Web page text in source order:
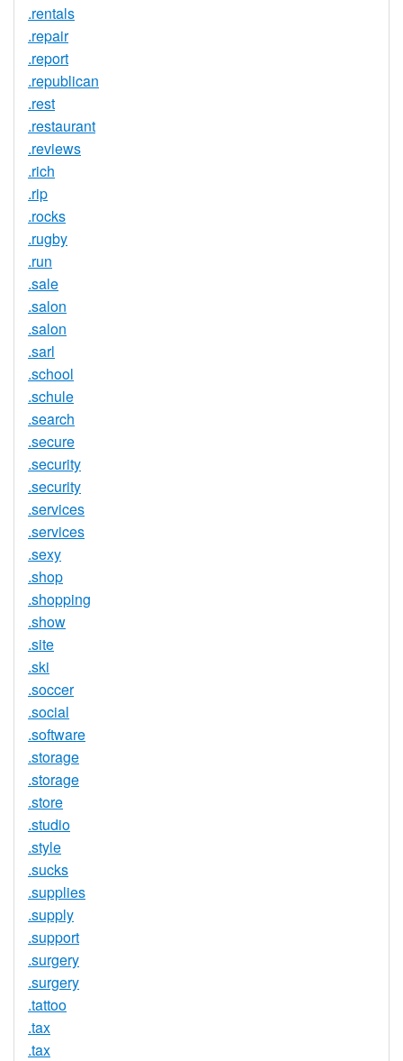
.rentals
.repair
.report
.republican
.rest
.restaurant
.reviews
.rich
.rip
.rocks
.rugby
.run
.sale
.salon
.salon
.sarl
.school
.schule
.search
.secure
.security
.security
.services
.services
.sexy
.shop
.shopping
.show
.site
.ski
.soccer
.social
.software
.storage
.storage
.store
.studio
.style
.sucks
.supplies
.supply
.support
.surgery
.surgery
.tattoo
.tax
.tax